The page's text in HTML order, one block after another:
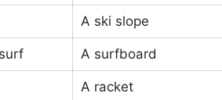
A ski slope
A surfboard
A racket